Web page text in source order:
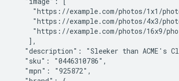
"https://example.com/photos/1x1/
"https://example.com/photos/4x3/
"https://example.com/photos/16x9/
       ],
"description": "Sleeker than ACME's
      "sku": "0446310786",
      "mpn": "925872",